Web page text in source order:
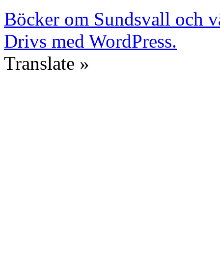
Böcker om Sundsvall och
Drivs med WordPress.
Translate »